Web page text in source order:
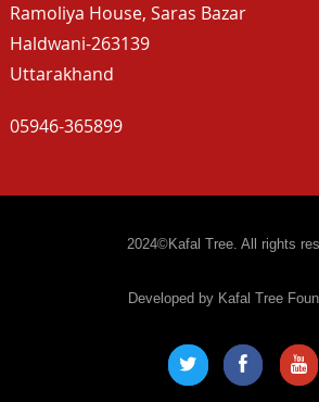
Ramoliya House, Saras Bazar
Haldwani-263139
Uttarakhand
05946-365899
2024©Kafal Tree. All rights
Developed by Kafal Tree